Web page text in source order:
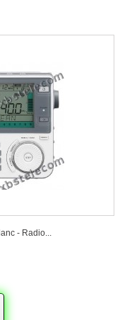
- Radio...